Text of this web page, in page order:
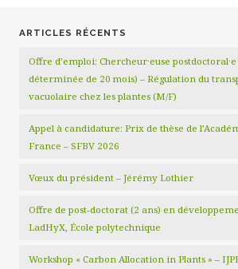
ARTICLES RÉCENTS
Offre d’emploi: Chercheur·euse
déterminée de 20 mois) – Régulation du
vacuolaire chez les plantes (M/F)
Appel à candidature: Prix de thèse de
France – SFBV 2026
Vœux du président – Jérémy Lothier
Offre de post-doctorat (2 ans) en
LadHyX, École polytechnique
Workshop « Carbon Allocation in Plants » –